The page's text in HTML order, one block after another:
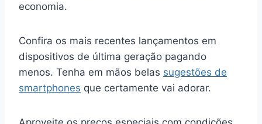
economia.
Confira os mais recentes lançamentos em
dispositivos de última geração pagando
menos. Tenha em mãos belas sugestões de
smartphones que certamente vai adorar.